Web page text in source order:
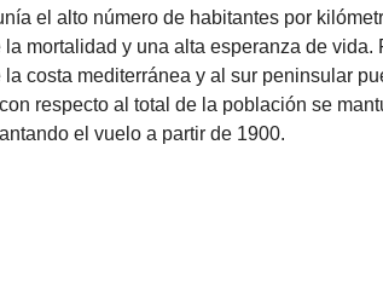
el alto número de habitantes por
mortalidad y una alta esperanza de vida.
costa mediterránea y al sur peninsular
respecto al total de la población se
el vuelo a partir de 1900.